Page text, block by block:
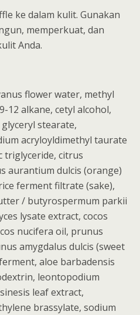
ke dalam kulit. Gunakan
memperkuat, dan
Anda.
flower water, methyl
12 alkane, cetyl alcohol,
stearate,
acryloyldimethyl taurate
triglyceride, citrus
aurantium dulcis (orange)
ferment filtrate (sake),
/ butyrospermum parkii
lysate extract, cocos
nucifera oil, prunus
amygdalus dulcis (sweet
aloe barbadensis
leontopodium
leaf extract,
brassylate, sodium